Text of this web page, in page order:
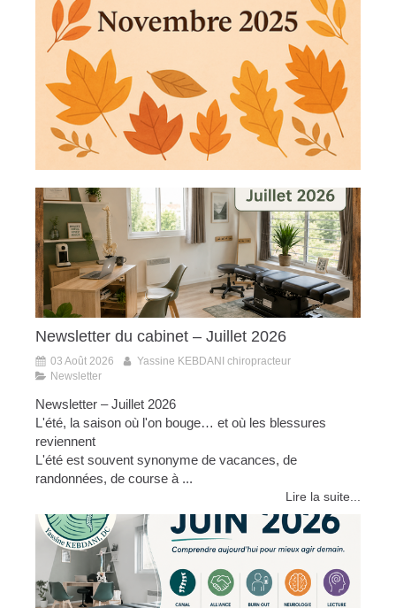
Newsletter du cabinet – Juillet 2026
03 Août 2026
Yassine KEBDANI chiropracteur
Newsletter
Newsletter – Juillet 2026
L'été, la saison où l'on bouge… et où les blessures
reviennent
L'été est souvent synonyme de vacances, de
randonnées, de course à ...
Lire la suite...